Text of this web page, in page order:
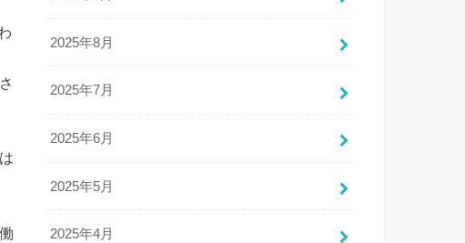
2025年8月
2025年7月
2025年6月
2025年5月
2025年4月